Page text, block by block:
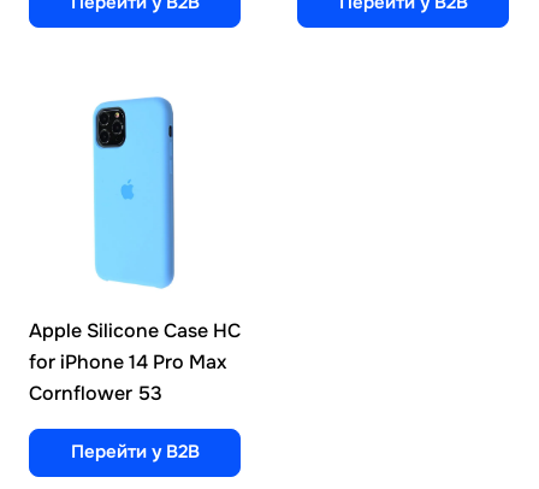
Apple Silicone Case HC
for iPhone 14 Pro Max
Cornflower 53
Перейти у B2B